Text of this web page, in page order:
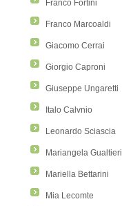
Franco Fortini
Franco Marcoaldi
Giacomo Cerrai
Giorgio Caproni
Giuseppe Ungaretti
Italo Calvnio
Leonardo Sciascia
Mariangela Gualtieri
Mariella Bettarini
Mia Lecomte